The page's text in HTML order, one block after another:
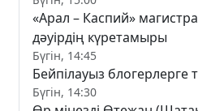
«Арал – Каспий»
дәуірдің күретамыры
Бүгін, 14:45
Бейпілауыз
Бүгін, 14:30